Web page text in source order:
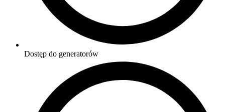
Dostęp do generatorów